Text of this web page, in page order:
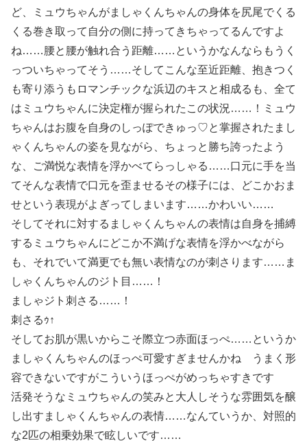
ど、ミュウちゃんがましゃくんちゃんの身体を尻尾でくる
くる巻き取って自分の側に持ってきちゃってるんですよ
ね……腰と腰が触れ合う距離……というかなんならもうく
っついちゃってそう……そしてこんな至近距離、抱きつく
も寄り添うもロマンチックな浜辺のキスと相成るも、全て
はミュウちゃんに決定権が握られたこの状況……！ミュウ
ちゃんはお腹を自身のしっぽできゅっ♡と掌握されたまし
ゃくんちゃんの姿を見ながら、ちょっと勝ち誇ったよう
な、ご満悦な表情を浮かべてらっしゃる……口元に手を当
てそんな表情で口元を歪ませるその様子には、どこかおま
せという表現がよぎってしまいます……かわいい……
そしてそれに対するましゃくんちゃんの表情は自身を捕縛
するミュウちゃんにどこか不満げな表情を浮かべながら
も、それでいて満更でも無い表情なのが刺さります……ま
しゃくんちゃんのジト目……！
ましゃジト刺さる……！
刺さるｩ↑
そしてお肌が黒いからこそ際立つ赤面ほっぺ……というか
ましゃくんちゃんのほっぺ可愛すぎませんかね うまく形
容できないですがこういうほっぺがめっちゃすきです
活発そうなミュウちゃんの笑みと大人しそうな雰囲気を醸
し出すましゃくんちゃんの表情……なんていうか、対照的
な2匹の相乗効果で眩しいです……